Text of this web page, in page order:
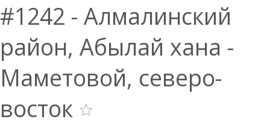
#1242 - Алмалинский
район, Абылай хана -
Маметовой, северо-
восток